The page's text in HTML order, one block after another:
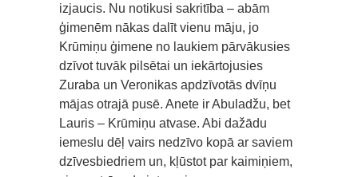
izjaucis. Nu notikusi sakritība – abām
ģimenēm nākas dalīt vienu māju, jo
Krūmiņu ģimene no laukiem pārvākusies
dzīvot tuvāk pilsētai un iekārtojusies
Zuraba un Veronikas apdzīvotās dvīņu
mājas otrajā pusē. Anete ir Abuladžu, bet
Lauris – Krūmiņu atvase. Abi dažādu
iemeslu dēļ vairs nedzīvo kopā ar saviem
dzīvesbiedriem un, kļūstot par kaimiņiem,